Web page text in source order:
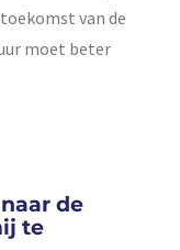
van de
moet beter
de
te